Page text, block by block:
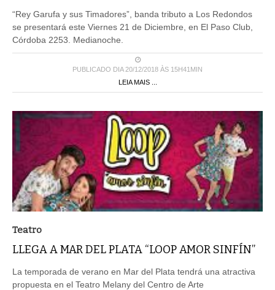
“Rey Garufa y sus Timadores”, banda tributo a Los Redondos
se presentará este Viernes 21 de Diciembre, en El Paso Club,
Córdoba 2253. Medianoche.
PUBLICADO DIA 20/12/2018 ÀS 15H41MIN
LEIA MAIS ...
Teatro
LLEGA A MAR DEL PLATA “LOOP AMOR SINFÍN”
La temporada de verano en Mar del Plata tendrá una atractiva
propuesta en el Teatro Melany del Centro de Arte